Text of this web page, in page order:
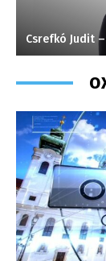
Csrefkó Judit